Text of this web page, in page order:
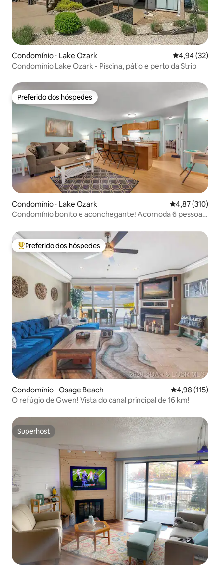
Condomínio ⋅ Lake Ozark 4,94 de uma
4,94 (32)
Condomínio Lake Ozark - Piscina, pátio e perto da Strip
Preferido dos hóspedes
Preferido dos hóspedes
Condomínio ⋅ Lake Ozark 4,87 de uma
4,87 (310)
Condomínio bonito e aconchegante! Acomoda 6 pessoas
Entre os melhores preferidos dos hóspedes
Preferido dos hóspedes
Condomínio ⋅ Osage Beach 4,98 de uma
4,98 (115)
O refúgio de Gwen! Vista do canal principal de 16 km!
Superhost
Superhost